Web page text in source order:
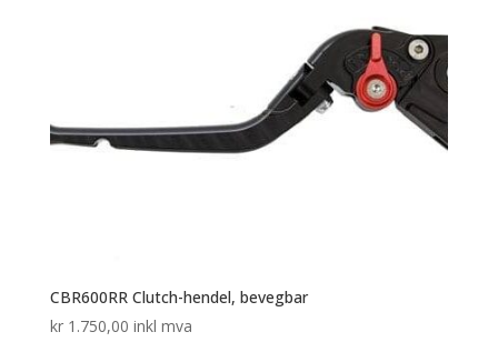
CBR600RR Clutch-hendel, bevegbar
kr1.750,00 inkl mva